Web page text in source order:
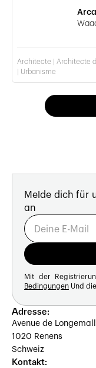
Architecte | Architecte
| Urbanisme
Melde dich für
an
Mit der
Bedingungen Und die
Adresse:
Avenue de
1020 Renens
Schweiz
Kontakt: